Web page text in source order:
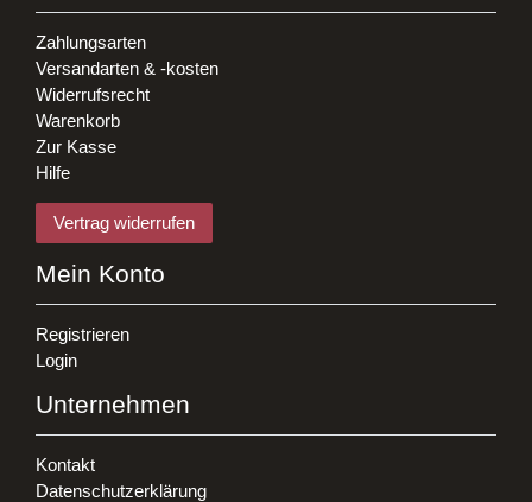
Zahlungsarten
Versandarten & -kosten
Widerrufsrecht
Warenkorb
Zur Kasse
Hilfe
Vertrag widerrufen
Mein Konto
Registrieren
Login
Unternehmen
Kontakt
Datenschutzerklärung